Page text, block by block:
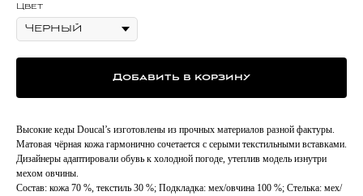
Цвет
Добавить в корзину
Высокие кеды Doucal’s изготовлены из прочных материалов разной фактуры.
Матовая чёрная кожа гармонично сочетается с серыми текстильными вставками.
Дизайнеры адаптировали обувь к холодной погоде, утеплив модель изнутри
мехом овчины.
Состав: кожа 70 %, текстиль 30 %; Подкладка: мех/овчина 100 %; Стелька: мех/